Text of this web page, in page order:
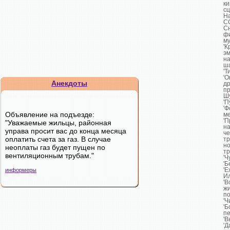
Анекдоты
Объявление на подъезде:
"Уважаемые жильцы, районная
управа просит вас до конца месяца
оплатить счета за газ. В случае
неоплаты газ будет пущен по
вентиляционным трубам."
информеры